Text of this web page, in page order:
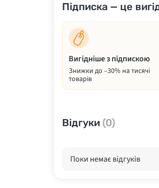
Підписка — це
Вигідніше з підпискою
Знижки до –30% на тисячі
товарів
Відгуки (0)
Поки немає відгуків